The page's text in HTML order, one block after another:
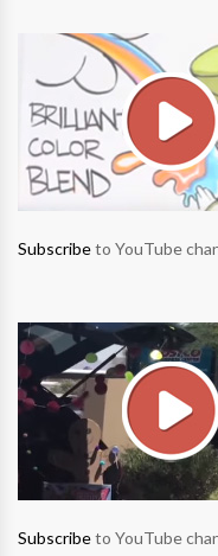
Subscribeto YouTube
Subscribeto YouTube